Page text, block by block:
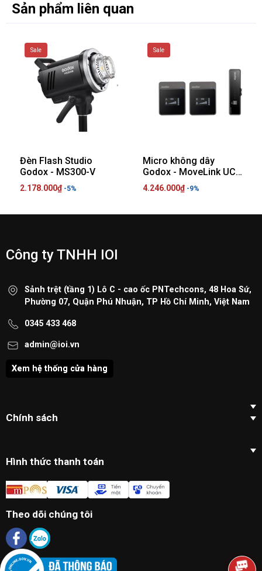
Sản phẩm liên quan
Sale
Đèn Flash Studio
Godox - MS300-V
2.178.000₫ -5%
Sale
Micro không dây
Godox - MoveLink UC2
Kit -LT2 Kit
4.246.000₫ -9%
Công ty TNHH IOI
Sảnh trệt (tầng 1) Lô C - cao ốc PNTechcons, 48 Hoa Sứ,
Phường 07, Quận Phú Nhuận, TP Hồ Chí Minh, Việt Nam
0345 433 468
admin@ioi.vn
Xem hệ thống cửa hàng
Chính sách
Hình thức thanh toán
Theo dõi chúng tôi